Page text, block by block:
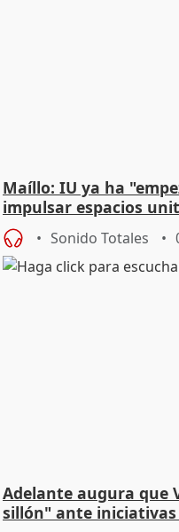
Maíllo: IU ya ha
impulsar espacios
Sonido Totales
Adelante augura que
sillón" ante iniciativas